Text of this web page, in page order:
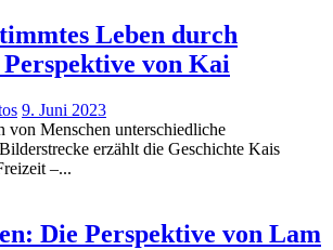
Leben durch
von Kai
9. Juni 2023
von Menschen unterschiedliche
erzählt die Geschichte Kais
–...
Die Perspektive von Lam